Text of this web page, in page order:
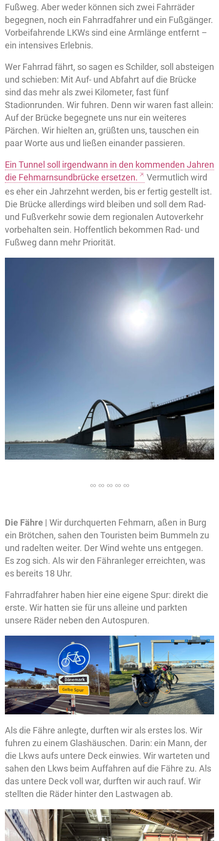
Fußweg. Aber weder können sich zwei Fahrräder
begegnen, noch ein Fahrradfahrer und ein Fußgänger.
Vorbeifahrende LKWs sind eine Armlänge entfernt –
ein intensives Erlebnis.
Wer Fahrrad fährt, so sagen es Schilder, soll absteigen
und schieben: Mit Auf- und Abfahrt auf die Brücke
sind das mehr als zwei Kilometer, fast fünf
Stadionrunden. Wir fuhren. Denn wir waren fast allein:
Auf der Brücke begegnete uns nur ein weiteres
Pärchen. Wir hielten an, grüßten uns, tauschen ein
paar Worte aus und ließen einander passieren.
Ein Tunnel soll irgendwann in den kommenden Jahren
die Fehmarnsundbrücke ersetzen.
Vermutlich wird
es eher ein Jahrzehnt werden, bis er fertig gestellt ist.
Die Brücke allerdings wird bleiben und soll dem Rad-
und Fußverkehr sowie dem regionalen Autoverkehr
vorbehalten sein. Hoffentlich bekommen Rad- und
Fußweg dann mehr Priorität.
Die Fähre | Wir durchquerten Fehmarn, aßen in Burg
ein Brötchen, sahen den Touristen beim Bummeln zu
und radelten weiter. Der Wind wehte uns entgegen.
Es zog sich. Als wir den Fähranleger erreichten, was
es bereits 18 Uhr.
Fahrradfahrer haben hier eine eigene Spur: direkt die
erste. Wir hatten sie für uns alleine und parkten
unsere Räder neben den Autospuren.
Als die Fähre anlegte, durften wir als erstes los. Wir
fuhren zu einem Glashäuschen. Darin: ein Mann, der
die Lkws aufs untere Deck einwies. Wir warteten und
sahen den Lkws beim Auffahren auf die Fähre zu. Als
das untere Deck voll war, durften wir auch rauf. Wir
stellten die Räder hinter den Lastwagen ab.